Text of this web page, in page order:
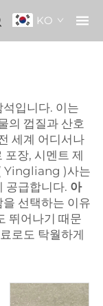
KO
입니다. 이는
의 껍질과 산호
세계 어디서나
포장, 시멘트 제
Yingliang )사는
공급합니다. 아
선택하는 이유
뛰어나기 때문
로도 탁월하게